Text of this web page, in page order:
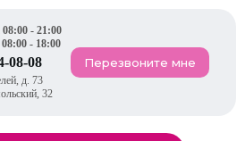
- 21:00
- 18:00
08-08
д. 73
32
Перезвоните мне